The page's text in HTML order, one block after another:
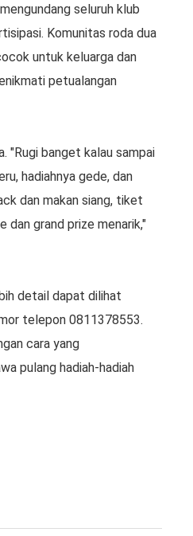
seluruh klub
Komunitas roda dua
untuk keluarga dan
petualangan
"Rugi banget kalau sampai
hadiahnya gede, dan
dan makan siang, tiket
dan grand prize menarik,"
detail dapat dilihat
telepon 0811378553.
cara yang
pulang hadiah-hadiah